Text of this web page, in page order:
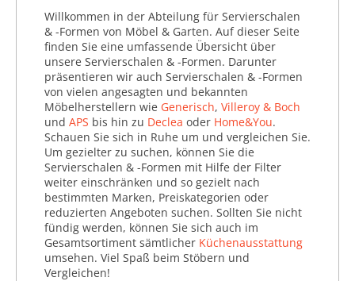
Willkommen in der Abteilung für Servierschalen
& -Formen von Möbel & Garten. Auf dieser Seite
finden Sie eine umfassende Übersicht über
unsere Servierschalen & -Formen. Darunter
präsentieren wir auch Servierschalen & -Formen
von vielen angesagten und bekannten
Möbelherstellern wie Generisch, Villeroy & Boch
und APS bis hin zu Declea oder Home&You.
Schauen Sie sich in Ruhe um und vergleichen Sie.
Um gezielter zu suchen, können Sie die
Servierschalen & -Formen mit Hilfe der Filter
weiter einschränken und so gezielt nach
bestimmten Marken, Preiskategorien oder
reduzierten Angeboten suchen. Sollten Sie nicht
fündig werden, können Sie sich auch im
Gesamtsortiment sämtlicher Küchenausstattung
umsehen. Viel Spaß beim Stöbern und
Vergleichen!